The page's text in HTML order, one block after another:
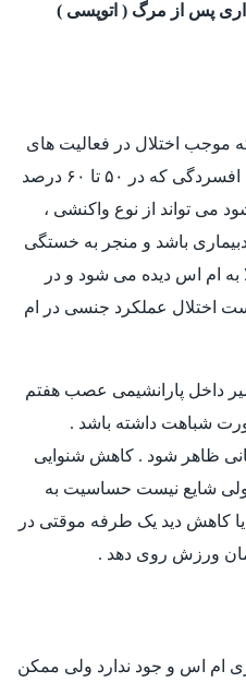
پس از مرگ ( اتوپسی )
موجب اختلال در فعالیت های
روزمره شود میزبان آدری می‌دهد افسردگی که در ۵۰ تا ۶۰ درصد
می تواند از نوع واکنشی ،
باشد و منجر به خستگی
مبتلا به ام اس دیده می شود و در
اختلال عملکرد جنسی در ام
داخل پارانشیمی عصب هفتم
شباهت داشته باشد .
ظاهر شود . کاهش شنوایی
شایع نیست حساسیت به
کاهش دید یک طرفه موقتی در
ورزش روی دهد .
ام اس و جود ندارد ولی ممکن